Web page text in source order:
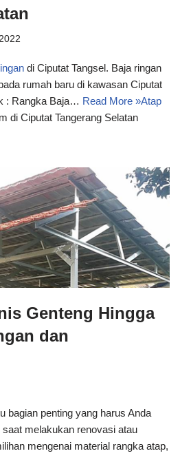
di Ciputat Tangsel. Baja ringan
rumah baru di kawasan Ciputat
: Rangka Baja… Read More »Atap
di Ciputat Tangerang Selatan
Genteng Hingga
dan
bagian penting yang harus Anda
melakukan renovasi atau
mengenai material rangka atap,